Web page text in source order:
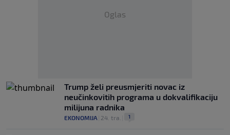
Oglas
Trump želi preusmjeriti novac iz
neučinkovitih programa u dokvalifikaciju
milijuna radnika
EKONOMIJA 24. tra. 1